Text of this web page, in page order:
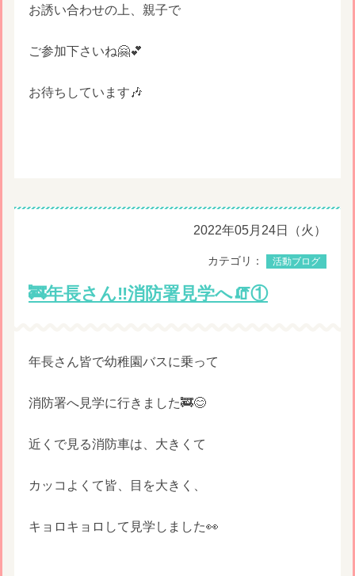
お誘い合わせの上、親子で
ご参加下さいね🤗💕
お待ちしています🎶
2022年05月24日（火）
カテゴリ： 活動ブログ
🚒年長さん‼️消防署見学へ🧯①
年長さん皆で幼稚園バスに乗って
消防署へ見学に行きました🚒😊
近くで見る消防車は、大きくて
カッコよくて皆、目を大きく、
キョロキョロして見学しました👀